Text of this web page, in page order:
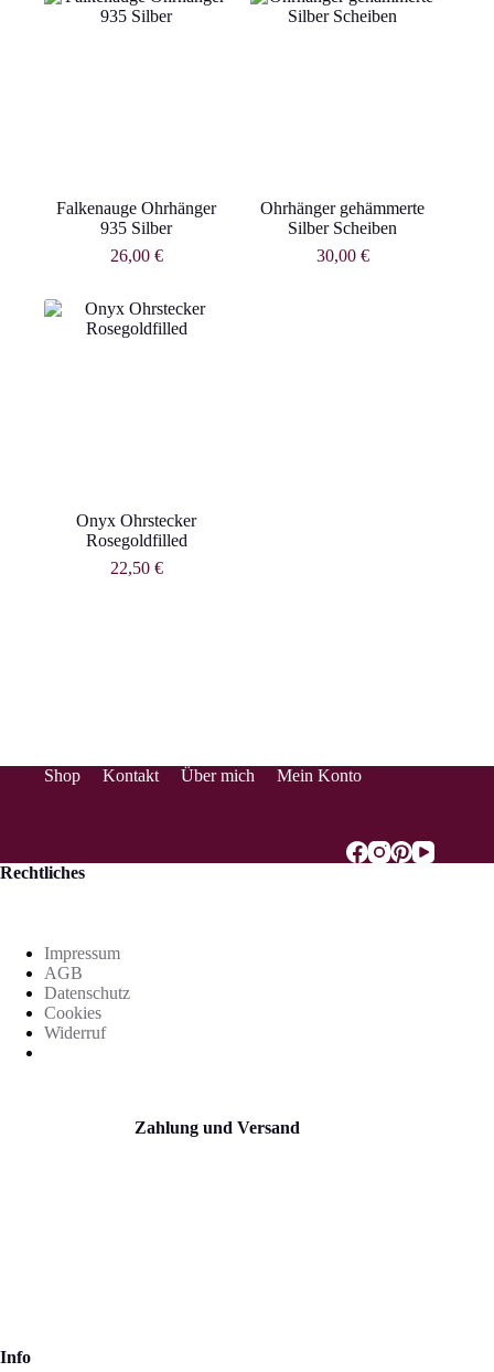
Falkenauge Ohrhänger
935 Silber
26,00 €
Ohrhänger gehämmerte
Silber Scheiben
30,00 €
Onyx Ohrstecker
Rosegoldfilled
22,50 €
Shop Kontakt Über mich Mein Konto
Rechtliches
Impressum
AGB
Datenschutz
Cookies
Widerruf
Zahlung und Versand
Info